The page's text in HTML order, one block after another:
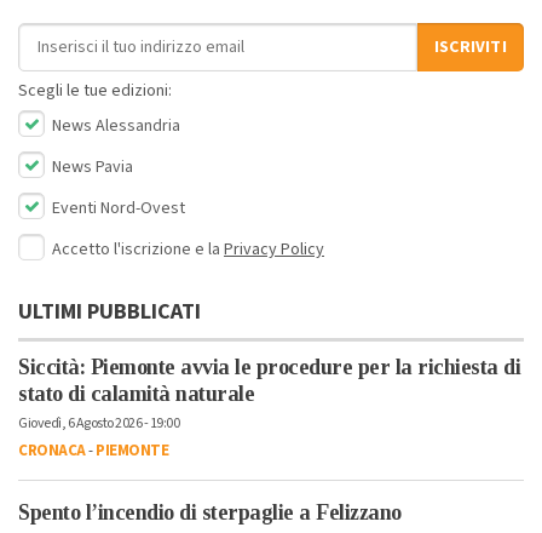
Indirizzo email
ISCRIVITI
Scegli le tue edizioni:
News Alessandria
News Pavia
Eventi Nord-Ovest
Accetto l'iscrizione e la Privacy Policy
ULTIMI PUBBLICATI
Siccità: Piemonte avvia le procedure per la richiesta di
stato di calamità naturale
Giovedì, 6 Agosto 2026 - 19:00
CRONACA-PIEMONTE
Spento l’incendio di sterpaglie a Felizzano